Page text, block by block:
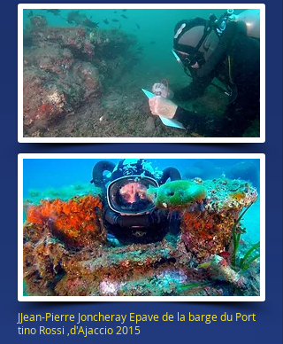
JJean-Pierre Joncheray Epave de la barge du Port
tino Rossi ,d'Ajaccio 2015